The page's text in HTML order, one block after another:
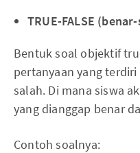
TRUE-FALSE
Bentuk soal objektif
pertanyaan yang
salah. Di mana siswa
yang dianggap benar
Contoh soalnya: